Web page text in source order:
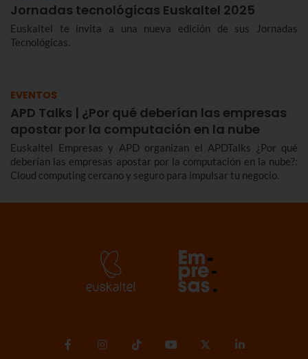
Jornadas tecnológicas Euskaltel 2025
Euskaltel te invita a una nueva edición de sus Jornadas
Tecnológicas.
EVENTOS
APD Talks | ¿Por qué deberían las empresas
apostar por la computación en la nube
Euskaltel Empresas y APD organizan el APDTalks ¿Por qué
deberían las empresas apostar por la computación en la nube?:
Cloud computing cercano y seguro para impulsar tu negocio.